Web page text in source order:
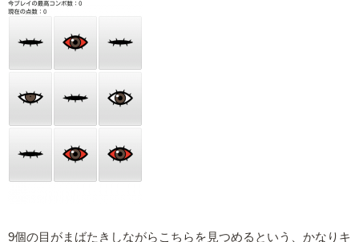
9個の目がまばたきしながらこちらを見つめるという、かなりキ